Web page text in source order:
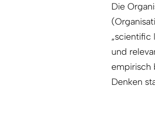
Die
„scientific
und
empirisch
Denken